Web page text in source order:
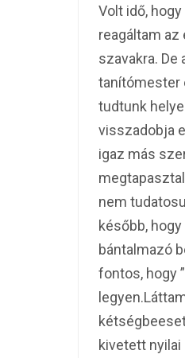
Volt idő,
reagáltam az
szavakra. De
tanítómester
tudtunk
visszadobja
igaz más
nem
később,
bántalmazó
fontos, hogy
kivetett